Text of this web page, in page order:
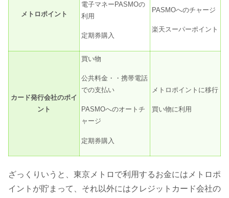
メトロポイント
電子マネーPASMOの
利用
定期券購入
PASMOへのチャージ
楽天スーパーポイント
カード発行会社のポイ
ント
買い物
公共料金・・携帯電話
での支払い
PASMOへのオートチ
ャージ
定期券購入
メトロポイントに移行
買い物に利用
ざっくりいうと、東京メトロで利用するお金にはメトロポ
イントが貯まって、それ以外にはクレジットカード会社の